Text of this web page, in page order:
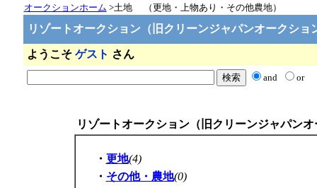
オークションホーム >土地 （更地・上物あり・その他農地）
リゾートオークション（旧クリーンジャパンオークショ
ようこそ ゲスト さん
and or
リゾートオークション（旧クリーンジャパン
・ 更地(4)
・ その他・農地(0)